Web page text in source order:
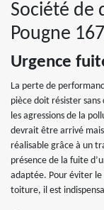
Société de
Pougne
Urgence
La perte de
pièce doit résister
les agressions de la
devrait être arrivé mais
réalisable grâce à un
présence de la fuite
adaptée. Pour éviter le
toiture, il est